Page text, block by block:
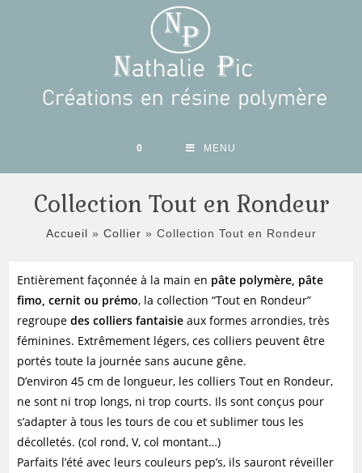
0 MENU
Collection Tout en Rondeur
Accueil » Collier » Collection Tout en Rondeur
Entièrement façonnée à la main en pâte polymère, pâte
fimo, cernit ou prémo, la collection “Tout en Rondeur”
regroupedes colliers fantaisie aux formes arrondies, très
féminines. Extrêmement légers, ces colliers peuvent être
portés toute la journée sans aucune gêne.
D’environ 45 cm de longueur, les colliers Tout en Rondeur,
ne sont ni trop longs, ni trop courts. Ils sont conçus pour
s’adapter à tous les tours de cou et sublimer tous les
décolletés. (col rond, V, col montant…)
Parfaits l’été avec leurs couleurs pep’s, ils sauront réveiller